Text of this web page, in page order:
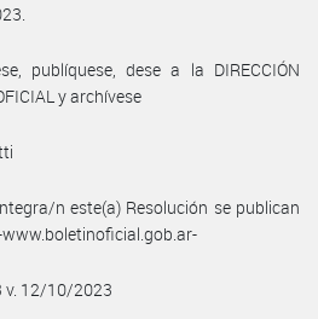
publíquese, dese a la DIRECCIÓN
y archívese
n este(a) Resolución se publican
www.boletinoficial.gob.ar-
v. 12/10/2023